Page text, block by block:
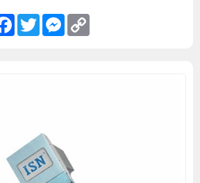
Facebook
TwitterMessenger